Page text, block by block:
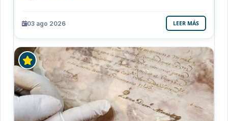
03 ago 2026 LEER MÁS